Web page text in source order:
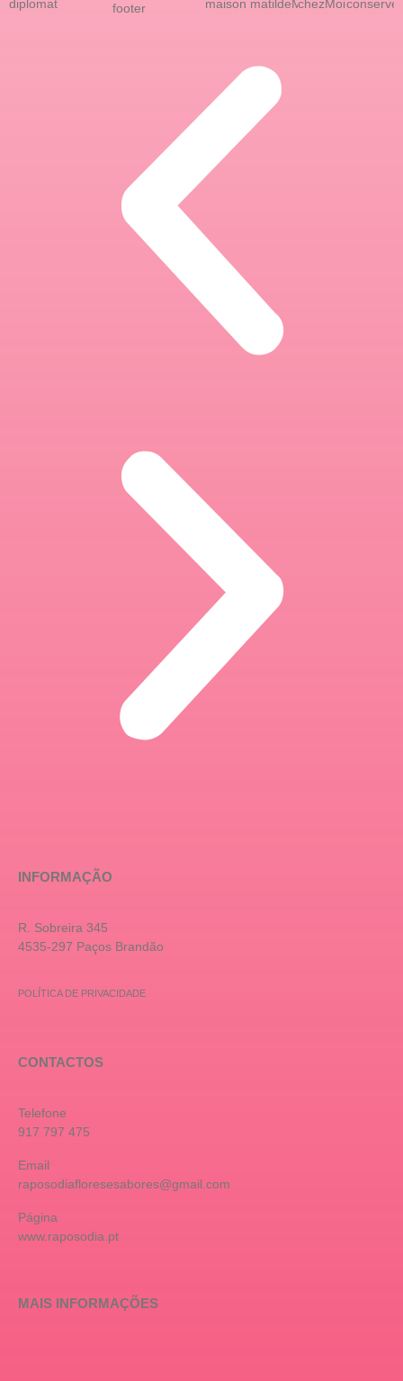
INFORMAÇÃO
R. Sobreira 345
4535-297 Paços Brandão
POLÍTICA DE PRIVACIDADE
CONTACTOS
Telefone
917 797 475
Email
raposodiafloresesabores@gmail.com
Página
www.raposodia.pt
MAIS INFORMAÇÕES